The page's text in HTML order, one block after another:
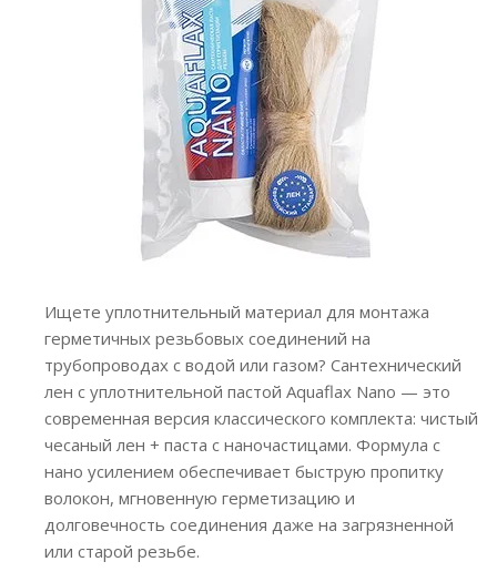
Ищете уплотнительный материал для монтажа
герметичных резьбовых соединений на
трубопроводах с водой или газом? Сантехнический
лен с уплотнительной пастой Aquaflax Nano — это
современная версия классического комплекта: чистый
чесаный лен + паста с наночастицами. Формула с
нано усилением обеспечивает быструю пропитку
волокон, мгновенную герметизацию и
долговечность соединения даже на загрязненной
или старой резьбе.